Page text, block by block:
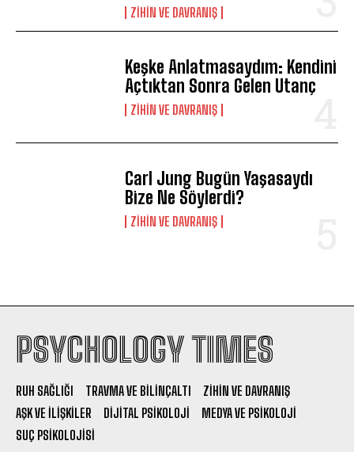
⁠ZIHIN VE DAVRANIŞ
Keşke Anlatmasaydım: Kendini
Açtıktan Sonra Gelen Utanç
⁠ZIHIN VE DAVRANIŞ
Carl Jung Bugün Yaşasaydı
Bize Ne Söylerdi?
⁠ZIHIN VE DAVRANIŞ
PSYCHOLOGY TIMES
RUH SAĞLIĞI TRAVMA VE BILINÇALTI
ZIHIN VE DAVRANIŞ
AŞK VE İLIŞKILER
DIJITAL PSIKOLOJI
MEDYA VE PSIKOLOJI
SUÇ PSIKOLOJISI